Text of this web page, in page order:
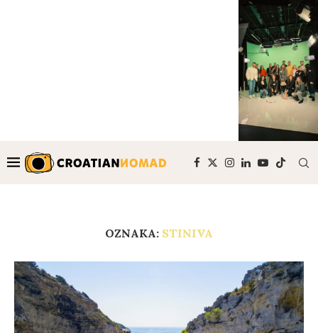
OZNAKA: STINIVA